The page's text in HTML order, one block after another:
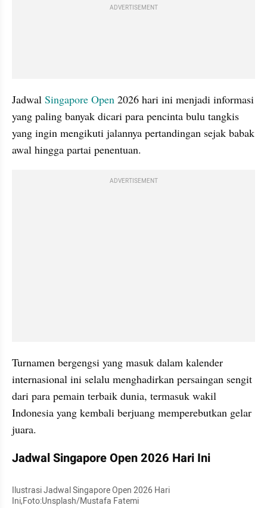
ADVERTISEMENT
Jadwal Singapore Open 2026 hari ini menjadi informasi
yang paling banyak dicari para pencinta bulu tangkis
yang ingin mengikuti jalannya pertandingan sejak babak
awal hingga partai penentuan.
ADVERTISEMENT
Turnamen bergengsi yang masuk dalam kalender
internasional ini selalu menghadirkan persaingan sengit
dari para pemain terbaik dunia, termasuk wakil
Indonesia yang kembali berjuang memperebutkan gelar
juara.
Jadwal Singapore Open 2026 Hari Ini
Ilustrasi Jadwal Singapore Open 2026 Hari
Ini,Foto:Unsplash/Mustafa Fatemi